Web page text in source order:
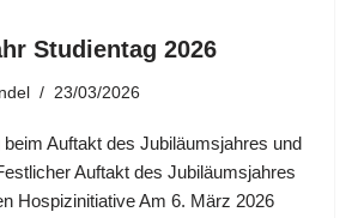
Studientag 2026
23/03/2026
Auftakt des Jubiläumsjahres und
Auftakt des Jubiläumsjahres
Hospizinitiative Am 6. März 2026